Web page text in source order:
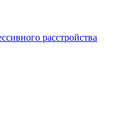
расстройства